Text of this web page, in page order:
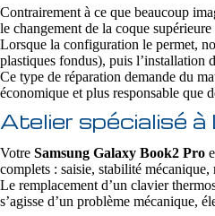
Contrairement à ce que beaucoup
le changement de la coque
Lorsque la configuration le permet,
plastiques fondus), puis l’installation
Ce type de réparation demande du
économique et plus responsable que
Atelier spécialisé à
Votre Samsung Galaxy Book2 Pro
complets : saisie, stabilité
Le remplacement d’un clavier
s’agisse d’un problème mécanique,